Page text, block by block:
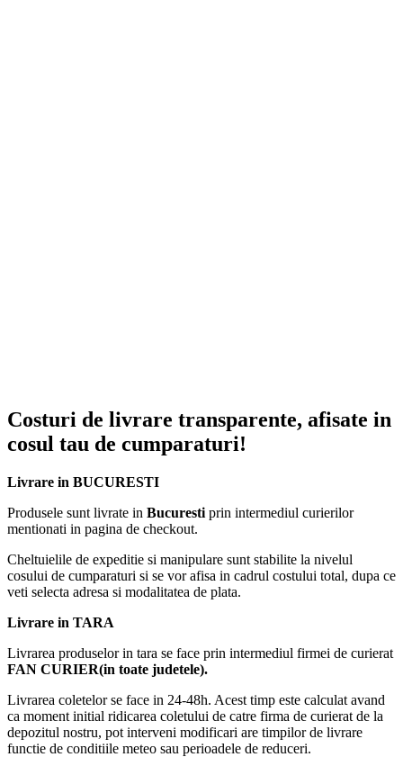
Costuri de livrare transparente, afisate in
cosul tau de cumparaturi!
Livrare in BUCURESTI
Produsele sunt livrate in Bucuresti prin intermediul curierilor
mentionati in pagina de checkout.
Cheltuielile de expeditie si manipulare sunt stabilite la nivelul
cosului de cumparaturi si se vor afisa in cadrul costului total, dupa ce
veti selecta adresa si modalitatea de plata.
Livrare in TARA
Livrarea produselor in tara se face prin intermediul firmei de curierat
FAN CURIER(in toate judetele).
Livrarea coletelor se face in 24-48h. Acest timp este calculat avand
ca moment initial ridicarea coletului de catre firma de curierat de la
depozitul nostru, pot interveni modificari are timpilor de livrare
functie de conditiile meteo sau perioadele de reduceri.